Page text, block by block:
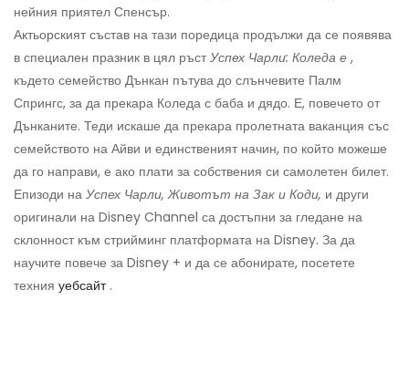
нейния приятел Спенсър.
Актьорският състав на тази поредица продължи да се появява
в специален празник в цял ръстУспех Чарли: Коледа е ,
където семейство Дънкан пътува до слънчевите Палм
Спрингс, за да прекара Коледа с баба и дядо. Е, повечето от
Дънканите. Теди искаше да прекара пролетната ваканция със
семейството на Айви и единственият начин, по който можеше
да го направи, е ако плати за собствения си самолетен билет.
Епизоди на Успех Чарли, Животът на Зак и Коди, и други
оригинали на Disney Channel са достъпни за гледане на
склонност към стрийминг платформата на Disney. За да
научите повече за Disney + и да се абонирате, посетете
техния уебсайт.